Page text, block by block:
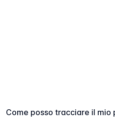
Come posso tracciare il mio